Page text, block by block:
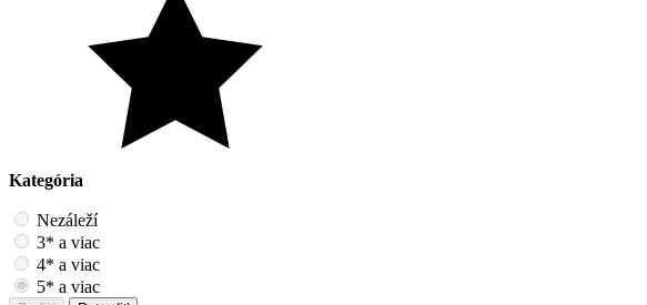
Kategória
Nezáleží
3* a viac
4* a viac
5* a viac